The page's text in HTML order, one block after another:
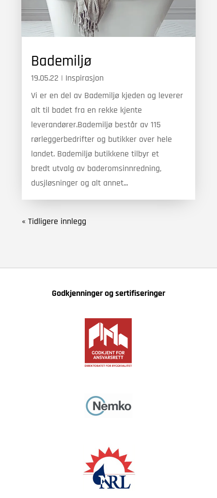
Bademiljø
19.05.22 | Inspirasjon
Vi er en del av Bademiljø kjeden og leverer
alt til badet fra en rekke kjente
leverandører.Bademiljø består av 115
rørleggerbedrifter og butikker over hele
landet. Bademiljø butikkene tilbyr et
bredt utvalg av baderomsinnredning,
dusjløsninger og alt annet...
« Tidligere innlegg
Godkjenninger og sertifiseringer